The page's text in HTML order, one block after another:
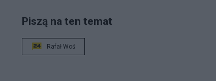
Piszą na ten temat
Rafał Woś